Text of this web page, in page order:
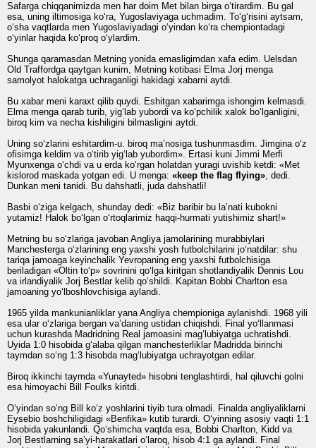
Safarga chiqqanimizda men har doim Met bilan birga o‘tirardim. Bu gal
esa, uning iltimosiga ko‘ra, Yugoslaviyaga uchmadim. To‘g‘risini aytsam,
o‘sha vaqtlarda men Yugoslaviyadagi o‘yindan ko‘ra chempiontadagi
o‘yinlar haqida ko‘proq o‘ylardim.
Shunga qaramasdan Metning yonida emasligimdan xafa edim. Uelsdan
Old Traffordga qaytgan kunim, Metning kotibasi Elma Jorj menga
samolyot halokatga uchraganligi hakidagi xabarni aytdi.
Bu xabar meni karaxt qilib quydi. Eshitgan xabarimga ishongim kelmasdi.
Elma menga qarab turib, yig‘lab yubordi va ko‘pchilik xalok bo‘lganligini,
biroq kim va necha kishiligini bilmasligini aytdi.
Uning so‘zlarini eshitardim-u. biroq maʼnosiga tushunmasdim. Jimgina o‘z
ofisimga keldim va o‘tirib yig‘lab yubordim». Ertasi kuni Jimmi Merfi
Myunxenga o‘chdi va u erda ko‘rgan holatdan yuragi uvishib ketdi: «Met
kislorod maskada yotgan edi. U menga: «keep the flag flying», dedi.
Dunkan meni tanidi. Bu dahshatli, juda dahshatli!
Basbi o‘ziga kelgach, shunday dedi: «Biz baribir bu laʼnati kubokni
yutamiz! Halok bo‘lgan o‘rtoqlarimiz haqqi-hurmati yutishimiz shart!»
Metning bu so‘zlariga javoban Angliya jamolarining murabbiylari
Manchesterga o‘zlarining eng yaxshi yosh futbolchilarini jo‘natdilar: shu
tariqa jamoaga keyinchalik Yevropaning eng yaxshi futbolchisiga
beriladigan «Oltin to‘p» sovrinini qo‘lga kiritgan shotlandiyalik Dennis Lou
va irlandiyalik Jorj Bestlar kelib qo‘shildi. Kapitan Bobbi Charlton esa
jamoaning yo‘lboshlovchisiga aylandi.
1965 yilda mankunianliklar yana Angliya chempioniga aylanishdi. 1968 yili
esa ular o‘zlariga bergan vaʼdaning ustidan chiqishdi. Final yo‘llanmasi
uchun kurashda Madridning Real jamoasini mag‘lubiyatga uchratishdi.
Uyida 1:0 hisobida g‘alaba qilgan manchesterliklar Madridda birinchi
taymdan so‘ng 1:3 hisobda mag‘lubiyatga uchrayotgan edilar.
Biroq ikkinchi taymda «Yunayted» hisobni tenglashtirdi, hal qiluvchi golni
esa himoyachi Bill Foulks kiritdi.
O‘yindan so‘ng Bill ko‘z yoshlarini tiyib tura olmadi. Finalda angliyaliklarni
Eysebio boshchiligidagi «Benfika» kutib turardi. O‘yinning asosiy vaqti 1:1
hisobida yakunlandi. Qo‘shimcha vaqtda esa, Bobbi Charlton, Kidd va
Jorj Bestlarning saʼyi-harakatlari o‘laroq, hisob 4:1 ga aylandi. Final